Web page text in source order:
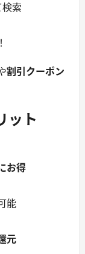
索
割引クーポン
ット
お得
能
元